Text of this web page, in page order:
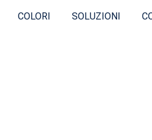
COLORI SOLUZIONI